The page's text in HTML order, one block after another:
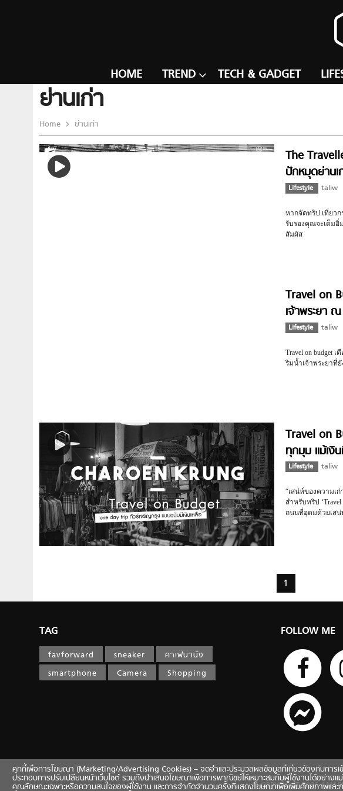
HOME TREND TECH & GADGET
ย่านเก่า
Home ย่านเก่า
The
ปักหมุดย่านเ
Lifestyle taliw
หากจัดทริป เที่ยวก
รับรองคุณจะเต็มอิ่
สัมผัส
Travel on
เจ้าพระยา
Lifestyle taliw
Travel on budget
ริมน้ำเจ้าพระยาที่
Travel on
ทุกมุม แม้เงิ
Lifestyle taliw
“เสน่ห์ของความเ
สำหรับทริป
ถนนที่อุดมด้วยเสน่
1
TAG
favforward sneaker
คาเฟ่น่านั่ง
smartphone
Camera Shopping
FOLLOW ME
© COPYRIGHT 2026
คุกกี้เพื่อการโฆษณา (Marketing/Advertising Cookies) – จดจำและประมวลผลข้อมูลที่เกี่ยวข้องกับการเข้
ประกอบการปรับเปลี่ยนหน้าเว็บไซต์ รวมถึงนำเสนอโฆษณาเพื่อการพาณิชย์ให้เหมาะสมกับผู้ใช้งานได้อย่า
คุณลักษณะเฉพาะหรือความสนใจของผู้ใช้งาน และการจำกัดจำนวนครั้งที่แสดงโฆษณาเพื่อเพิ่มศักยภาพแล